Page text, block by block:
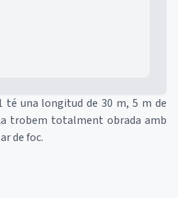
té una longitud de 30 m, 5 m de
trobem totalment obrada amb
de foc.